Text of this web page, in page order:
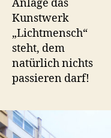
Anlage das
Kunstwerk
„Lichtmensch“
steht, dem
natürlich nichts
passieren darf!